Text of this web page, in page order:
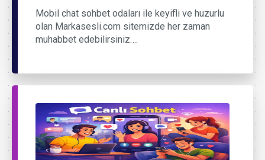
Mobil chat sohbet odaları ile keyifli ve huzurlu
olan Markasesli.com sitemizde her zaman
muhabbet edebilirsiniz….